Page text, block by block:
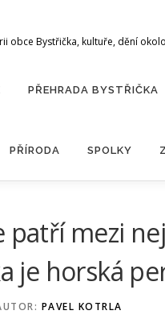
obce Bystřička, kultuře, dění okolo
PŘEHRADA BYSTŘIČKA
PŘÍRODA SPOLKY
patří mezi
je horská
PAVEL KOTRLA